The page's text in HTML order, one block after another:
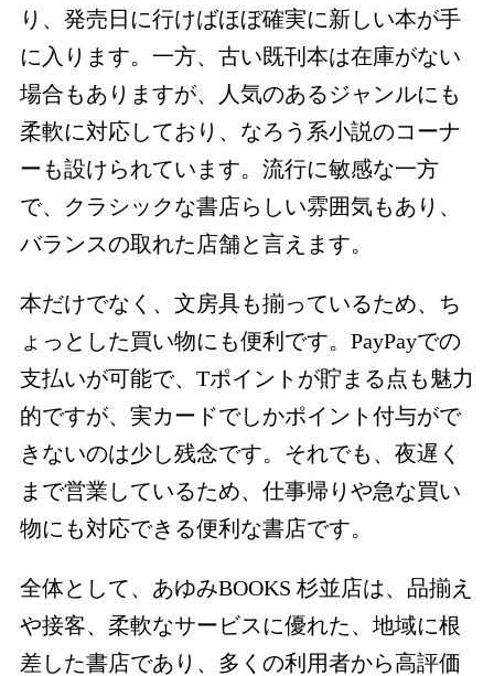
り、発売日に行けばほぼ確実に新しい本が手
に入ります。一方、古い既刊本は在庫がない
場合もありますが、人気のあるジャンルにも
柔軟に対応しており、なろう系小説のコーナ
ーも設けられています。流行に敏感な一方
で、クラシックな書店らしい雰囲気もあり、
バランスの取れた店舗と言えます。
本だけでなく、文房具も揃っているため、ち
ょっとした買い物にも便利です。PayPayでの
支払いが可能で、Tポイントが貯まる点も魅力
的ですが、実カードでしかポイント付与がで
きないのは少し残念です。それでも、夜遅く
まで営業しているため、仕事帰りや急な買い
物にも対応できる便利な書店です。
全体として、あゆみBOOKS 杉並店は、品揃え
や接客、柔軟なサービスに優れた、地域に根
差した書店であり、多くの利用者から高評価